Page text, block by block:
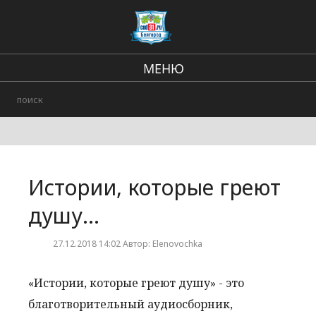
МЕНЮ
Городские события
Истории, которые греют
душу…
27.12.2018 14:02 Автор: Elenovochka
«Истории, которые греют душу» - это
благотворительный аудиосборник,